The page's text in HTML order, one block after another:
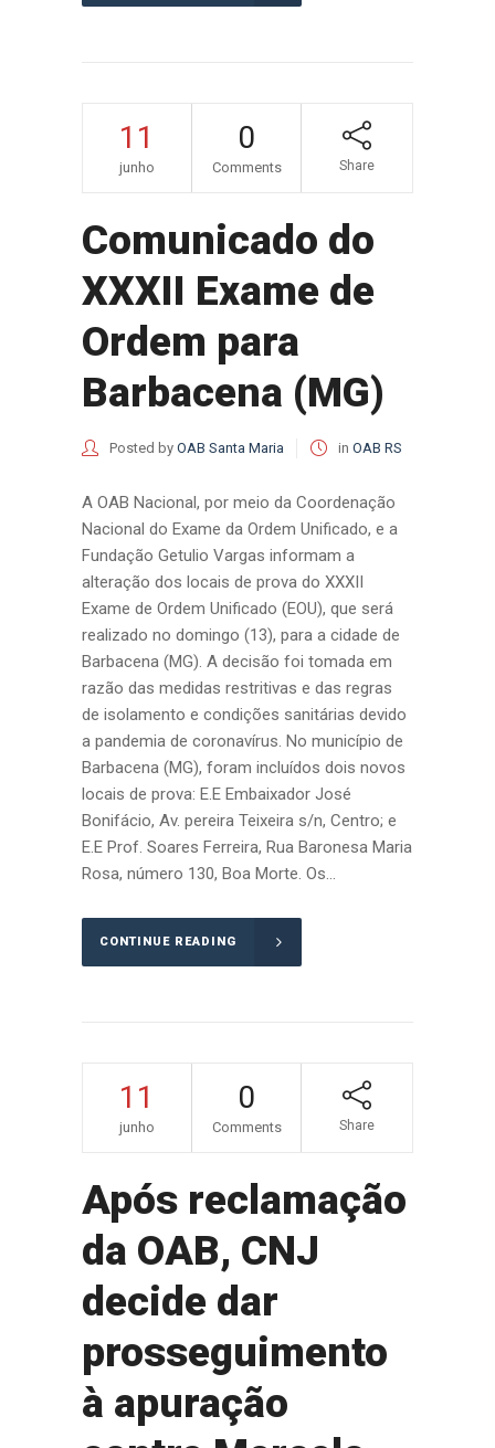
11
junho
0
Comments Share
Comunicado do
XXXII Exame de
Ordem para
Barbacena (MG)
Posted by OAB Santa Maria in OAB RS
A OAB Nacional, por meio da Coordenação
Nacional do Exame da Ordem Unificado, e a
Fundação Getulio Vargas informam a
alteração dos locais de prova do XXXII
Exame de Ordem Unificado (EOU), que será
realizado no domingo (13), para a cidade de
Barbacena (MG). A decisão foi tomada em
razão das medidas restritivas e das regras
de isolamento e condições sanitárias devido
a pandemia de coronavírus. No município de
Barbacena (MG), foram incluídos dois novos
locais de prova: E.E Embaixador José
Bonifácio, Av. pereira Teixeira s/n, Centro; e
E.E Prof. Soares Ferreira, Rua Baronesa Maria
Rosa, número 130, Boa Morte. Os...
CONTINUE READING
11
junho
0
Comments Share
Após reclamação
da OAB, CNJ
decide dar
prosseguimento
à apuração